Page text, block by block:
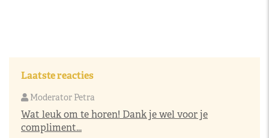
Laatste reacties
Moderator Petra
Wat leuk om te horen! Dank je wel voor je
compliment...